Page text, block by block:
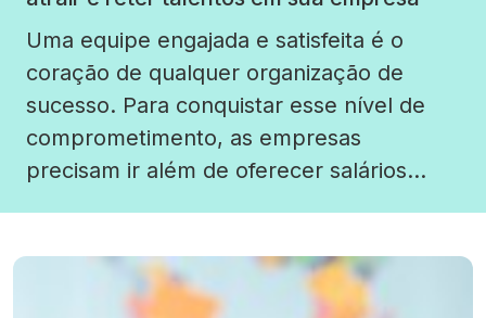
Uma equipe engajada e satisfeita é o
coração de qualquer organização de
sucesso. Para conquistar esse nível de
comprometimento, as empresas
precisam ir além de oferecer salários
tornando-se diferenciais para atrair
profissionais qualificados e manter